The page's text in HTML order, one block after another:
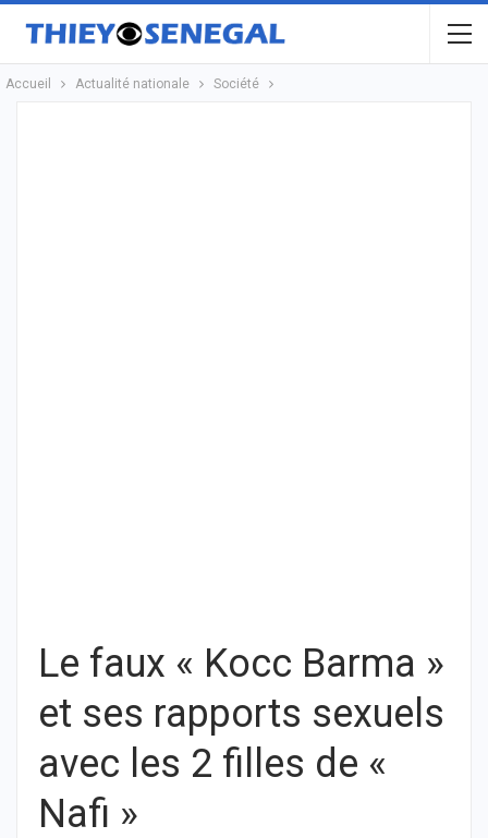
Accueil Actualité nationale Société
Le faux « Kocc Barma »
et ses rapports sexuels
avec les 2 filles de «
Nafi »